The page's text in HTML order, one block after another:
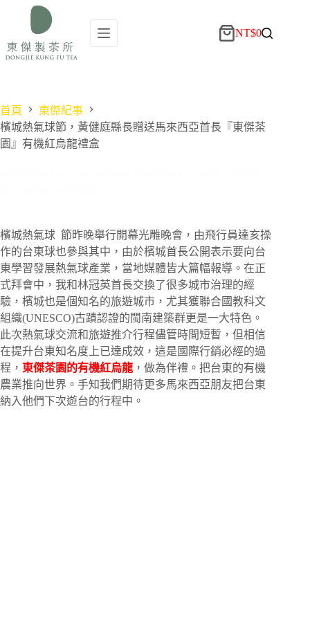
NT$0
首頁
東傑紀事
檳城熱氣球節，黃健庭縣長贈送馬來西亞首長『東傑茶
園』有機紅烏龍禮盒
檳城熱氣球 節昨晚舉行開幕光雕晚會，由飛行員達亥操
作的台東球也參與其中，由於檳城首長公開表示要向台
東學習發展熱氣球產業，當地媒體皆大篇幅報導。在正
式拜會中，我和林冠英首長交換了很多城市治理的經
驗，檳城也是個知名的旅遊城市，尤其獲聯合國教科文
組織(UNESCO)古蹟認證的閩南建築群更是一大特色。
此次熱氣球交流和旅遊推介行程儘管時間短暫，但相信
在提升台東知名度上已達成效，這是國際行銷必經的過
程， 東傑茶園的有機紅烏龍 ，做為伴禮。把台東的有機
農業推向世界。手知我們期待更多馬來西亞朋友把台東
納入他們下次遊台的行程中。